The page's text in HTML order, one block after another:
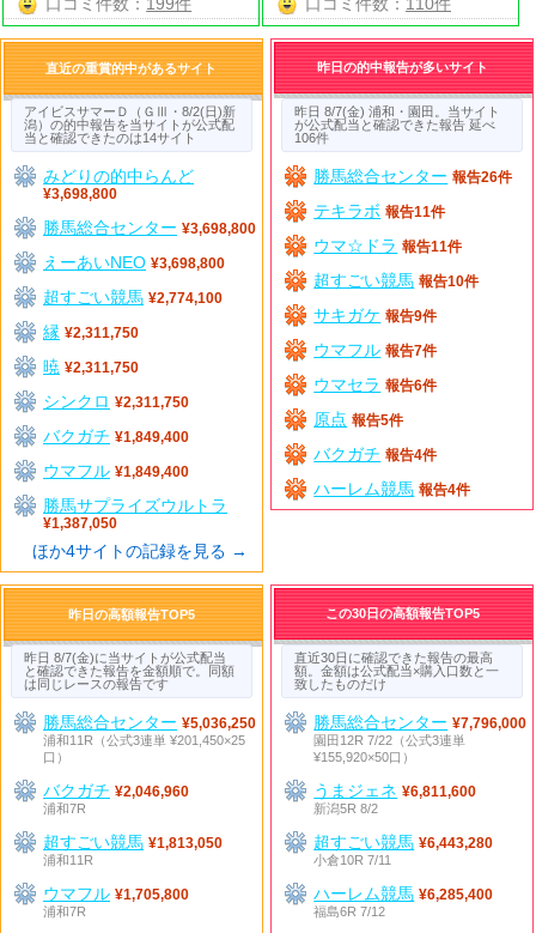
直近の重賞的中があるサイト
アイビスサマーＤ（ＧⅢ・8/2(日)新
潟）の的中報告を当サイトが公式配
当と確認できたのは14サイト
みどりの的中らんど
¥3,698,800
勝馬総合センター ¥3,698,800
えーあいNEO ¥3,698,800
超すごい競馬 ¥2,774,100
縁 ¥2,311,750
暁 ¥2,311,750
シンクロ ¥2,311,750
バクガチ ¥1,849,400
ウマフル ¥1,849,400
勝馬サプライズウルトラ
¥1,387,050
ほか4サイトの記録を見る →
昨日の的中報告が多いサイト
昨日 8/7(金) 浦和・園田。当サイト
が公式配当と確認できた報告 延べ
106件
勝馬総合センター 報告26件
テキラボ 報告11件
ウマ☆ドラ 報告11件
超すごい競馬 報告10件
サキガケ 報告9件
ウマフル 報告7件
ウマセラ 報告6件
原点 報告5件
バクガチ 報告4件
ハーレム競馬 報告4件
昨日の高額報告TOP5
昨日 8/7(金)に当サイトが公式配当
と確認できた報告を金額順で。同額
は同じレースの報告です
勝馬総合センター ¥5,036,250
浦和11R（公式3連単 ¥201,450×25
口）
バクガチ ¥2,046,960
浦和7R
超すごい競馬 ¥1,813,050
浦和11R
ウマフル ¥1,705,800
浦和7R
この30日の高額報告TOP5
直近30日に確認できた報告の最高
額。金額は公式配当×購入口数と一
致したものだけ
勝馬総合センター ¥7,796,000
園田12R 7/22（公式3連単
¥155,920×50口）
うまジェネ ¥6,811,600
新潟5R 8/2
超すごい競馬 ¥6,443,280
小倉10R 7/11
ハーレム競馬 ¥6,285,400
福島6R 7/12